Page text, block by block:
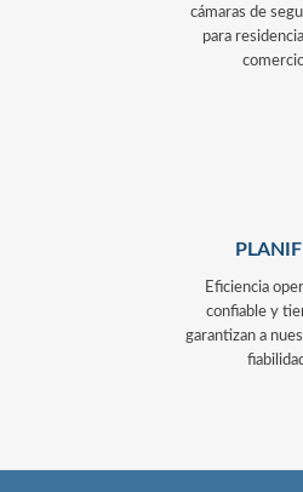
cámaras de
para
Eficiencia
confiable y
garantizan a